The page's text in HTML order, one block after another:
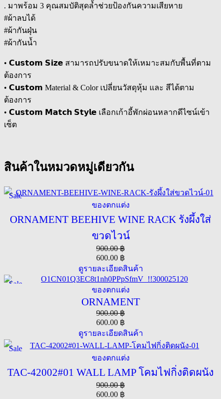
. มาพร้อม 3 คุณสมบัติสุดล้ำช่วยป้องกันความเสียหาย
#ผ้าลบได้
#ผ้ากันฝุ่น
#ผ้ากันน้ำ
• 𝗖𝘂𝘀𝘁𝗼𝗺 𝗦𝗶𝘇𝗲 สามารถปรับขนาดให้เหมาะสมกับพื้นที่ตาม
ต้องการ
• 𝗖𝘂𝘀𝘁𝗼𝗺 Material & Color เปลี่ยนวัสดุหุ้ม และ สีได้ตาม
ต้องการ
• 𝗖𝘂𝘀𝘁𝗼𝗺 𝗠𝗮𝘁𝗰𝗵 𝗦𝘁𝘆𝗹𝗲 เลือกเก้าอี้พักผ่อนหลากดีไซน์เข้า
เซ็ต
สินค้าในหมวดหมู่เดียวกัน
Sale
ของตกแต่ง
ORNAMENT BEEHIVE WINE RACK รังผึ้งใส่
ขวดไวน์
900.00฿
600.00 ฿
ดูรายละเอียดสินค้า
Sale
ของตกแต่ง
ORNAMENT
900.00฿
600.00 ฿
ดูรายละเอียดสินค้า
Sale
ของตกแต่ง
TAC-42002#01 WALL LAMP โคมไฟกิ่งติดผนัง
900.00฿
600.00 ฿